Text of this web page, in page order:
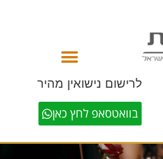
לרישום נישואין מהיר
בוואטסאפ לחץ כאן